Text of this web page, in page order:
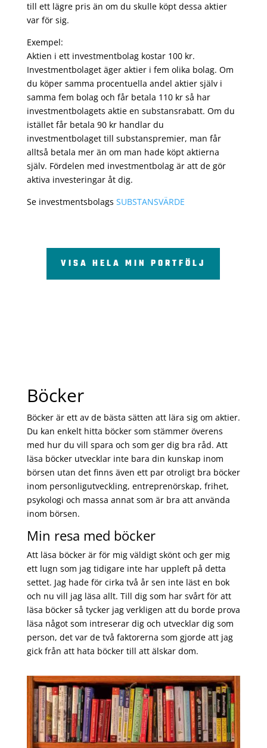
till ett lägre pris än om du skulle köpt dessa aktier
var för sig.
Exempel:
Aktien i ett investmentbolag kostar 100 kr.
Investmentbolaget äger aktier i fem olika bolag. Om
du köper samma procentuella andel aktier själv i
samma fem bolag och får betala 110 kr så har
investmentbolagets aktie en substansrabatt. Om du
istället får betala 90 kr handlar du
investmentbolaget till substanspremier, man får
alltså betala mer än om man hade köpt aktierna
själv. Fördelen med investmentbolag är att de gör
aktiva investeringar åt dig.
Se investmentsbolags SUBSTANSVÄRDE
VISA HELA MIN PORTFÖLJ
Böcker
Böcker är ett av de bästa sätten att lära sig om aktier.
Du kan enkelt hitta böcker som stämmer överens
med hur du vill spara och som ger dig bra råd. Att
läsa böcker utvecklar inte bara din kunskap inom
börsen utan det finns även ett par otroligt bra böcker
inom personligutveckling, entreprenörskap, frihet,
psykologi och massa annat som är bra att använda
inom börsen.
Min resa med böcker
Att läsa böcker är för mig väldigt skönt och ger mig
ett lugn som jag tidigare inte har uppleft på detta
settet. Jag hade för cirka två år sen inte läst en bok
och nu vill jag läsa allt. Till dig som har svårt för att
läsa böcker så tycker jag verkligen att du borde prova
läsa något som intreserar dig och utvecklar dig som
person, det var de två faktorerna som gjorde att jag
gick från att hata böcker till att älskar dom.